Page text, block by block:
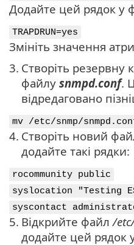
Додайте цей рядок у
TRAPDRUN=yes
Змініть значення
3. Створіть резервну
файлу snmpd.conf.
відредаговано
mv /etc/snmp/
4. Створіть новий
додайте такі рядки:
rocommunity public
syslocation "Testing
syscontact
5. Відкрийте файл /
додайте цей рядок